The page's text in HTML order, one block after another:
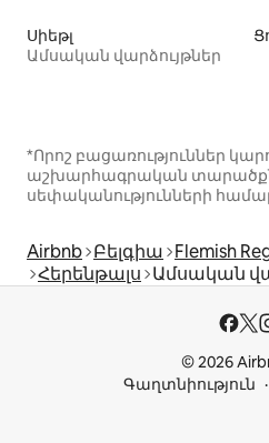
Սիեթլ
Ամսական վարձույթներ
*Որոշ բացառություններ
աշխարհագրական
սեփականությունների
Airbnb Բելգիա Flemish
Հերենթալս Ամսական
© 2026
Գաղտնիություն